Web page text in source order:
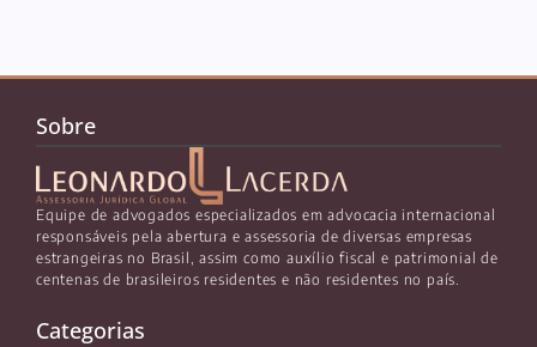
Sobre
Equipe de advogados especializados em advocacia internacional
responsáveis pela abertura e assessoria de diversas empresas
estrangeiras no Brasil, assim como auxílio fiscal e patrimonial de
centenas de brasileiros residentes e não residentes no país.
Categorias